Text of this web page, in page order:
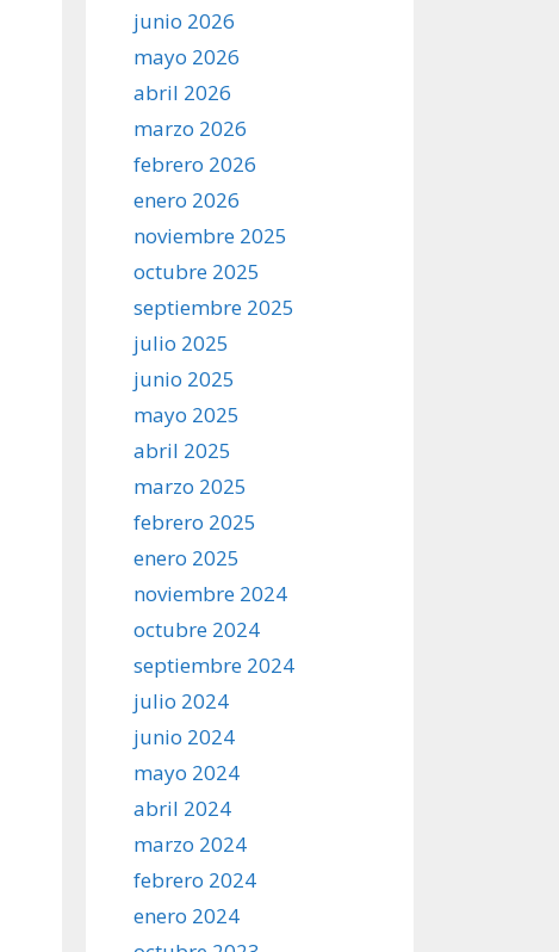
junio 2026
mayo 2026
abril 2026
marzo 2026
febrero 2026
enero 2026
noviembre 2025
octubre 2025
septiembre 2025
julio 2025
junio 2025
mayo 2025
abril 2025
marzo 2025
febrero 2025
enero 2025
noviembre 2024
octubre 2024
septiembre 2024
julio 2024
junio 2024
mayo 2024
abril 2024
marzo 2024
febrero 2024
enero 2024